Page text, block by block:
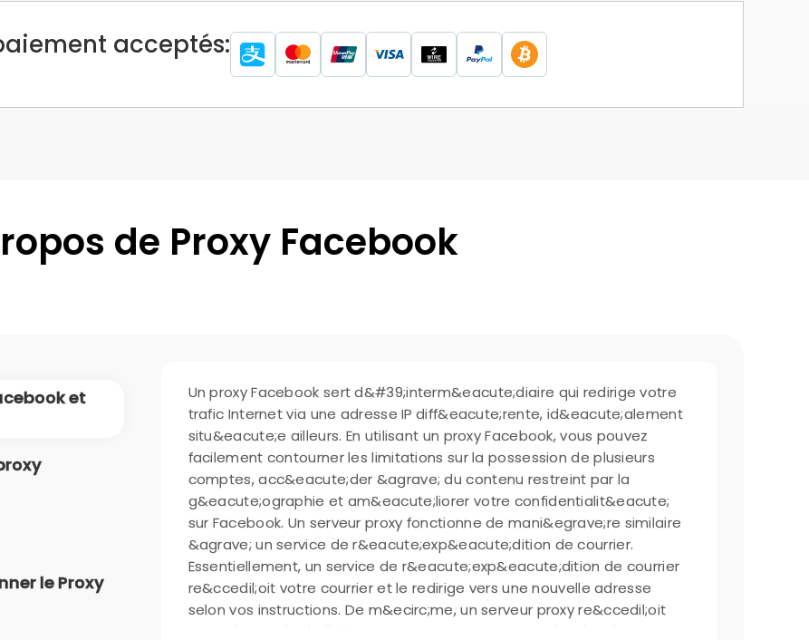
acceptés:
de Proxy Facebook
et
le Proxy
Un proxy Facebook sert d&#39;interm&eacute;diaire qui redirige votre
trafic Internet via une adresse IP diff&eacute;rente, id&eacute;alement
situ&eacute;e ailleurs. En utilisant un proxy Facebook, vous pouvez
facilement contourner les limitations sur la possession de plusieurs
comptes, acc&eacute;der &agrave; du contenu restreint par la
g&eacute;ographie et am&eacute;liorer votre confidentialit&eacute;
sur Facebook. Un serveur proxy fonctionne de mani&egrave;re similaire
&agrave; un service de r&eacute;exp&eacute;dition de courrier.
Essentiellement, un service de r&eacute;exp&eacute;dition de courrier
re&ccedil;oit votre courrier et le redirige vers une nouvelle adresse
selon vos instructions. De m&ecirc;me, un serveur proxy re&ccedil;oit
votre demande d&#39;acc&egrave;s &agrave; Facebook et la